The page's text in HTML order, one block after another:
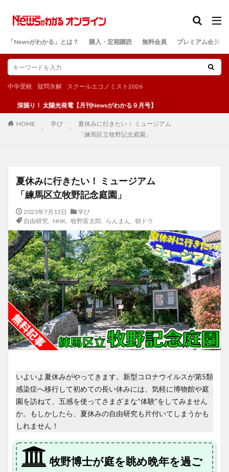
「Newsがわかる」とは？ 購入・定期購読 無料会員 プレミアム会員
中学受験 疑問氷解 スクールエコノミスト2026
太陽光発電【月刊Newsがわかる９月号】
HOME 学び
夏休みに行きたい！ ミュージアム
「練馬区立牧野記念庭園」
夏休みに行きたい！ ミュージアム
「練馬区立牧野記念庭園」
2023年7月13日
学び
自由研究, NHK 牧野富太郎 らんまん 朝ドラ
いよいよ夏休みがやってきます。新型コロナウイルスが第5類
感染症へ移行して初めての長い休みには、気軽に博物館や庭
園を訪ねて、五感を使ってさまざまな“体験”をしてみません
か。もしかしたら、夏休みの自由研究も片付いてしまうかも
しれません！
牧野博士が庭を眺め晩年を過ご
検索